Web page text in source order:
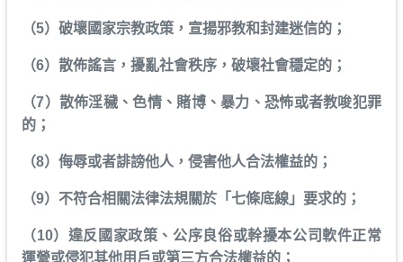
（5）破壞國家宗教政策，宣揚邪教和封建迷信的；
（6）散佈謠言，擾亂社會秩序，破壞社會穩定的；
（7）散佈淫穢、色情、賭博、暴力、恐怖或者教唆犯罪
的；
（8）侮辱或者誹謗他人，侵害他人合法權益的；
（9）不符合相關法律法規關於「七條底線」要求的；
（10）違反國家政策、公序良俗或幹擾本公司軟件正常
運營或侵犯其他用戶或第三方合法權益的；